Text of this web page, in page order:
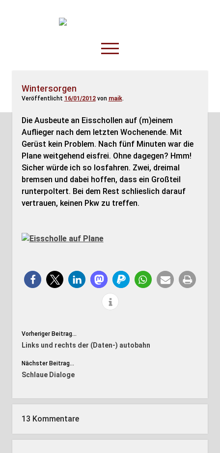
TruckOnline.de
open
menu
Anderswo
Spesenliste
Fahrer
Disposition
Wintersorgen
Veröffentlicht 16/01/2012von maik.
Die Ausbeute an Eisschollen auf (m)einem
Auflieger nach dem letzten Wochenende. Mit
Gerüst kein Problem. Nach fünf Minuten war die
Plane weitgehend eisfrei. Ohne dagegen? Hmm!
Sicher würde ich so losfahren. Zwei, dreimal
bremsen und dabei hoffen, dass ein Großteil
runterpoltert. Bei dem Rest schlieslich darauf
vertrauen, keinen Pkw zu treffen.
Vorheriger Beitrag...
Links und rechts der (Daten-) autobahn
Nächster Beitrag...
Schlaue Dialoge
13 Kommentare